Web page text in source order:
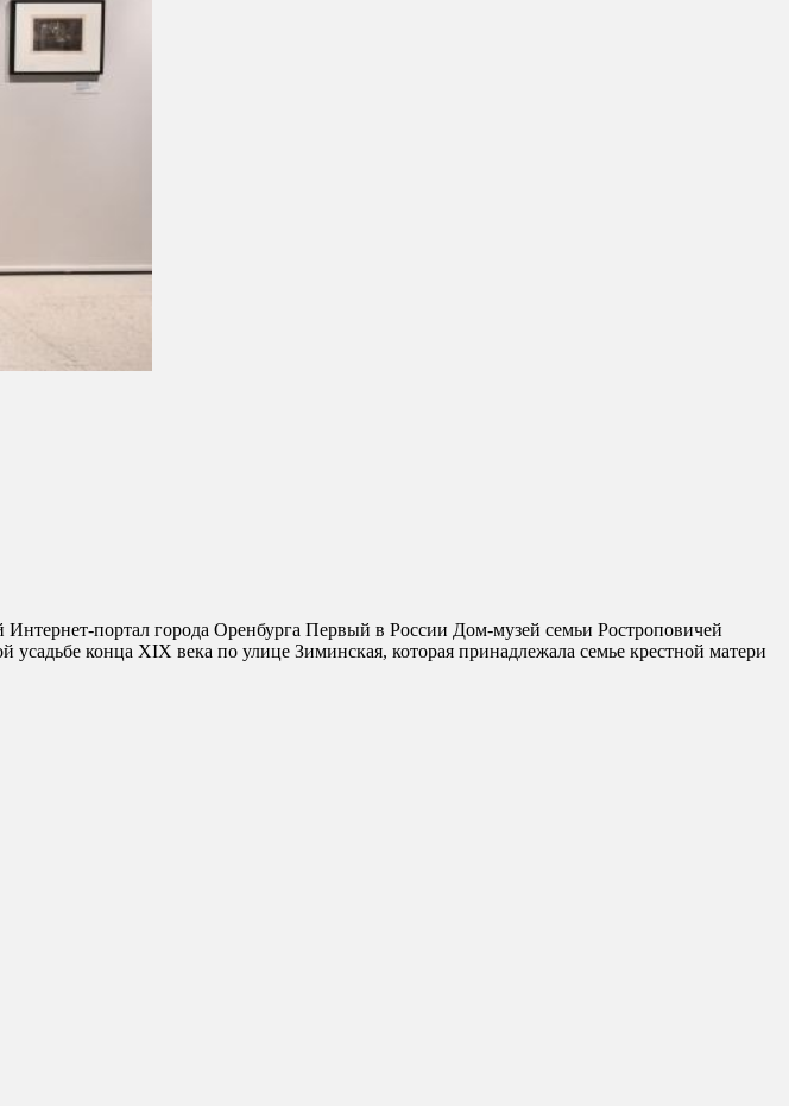
портал города Оренбурга Первый в России Дом-музей семьи Ростроповичей
конца XIX века по улице Зиминская, которая принадлежала семье крестной матери